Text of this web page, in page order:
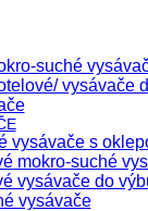
suché
vysávače
vysávače s
mokro-suché
vysávače do
vysávače